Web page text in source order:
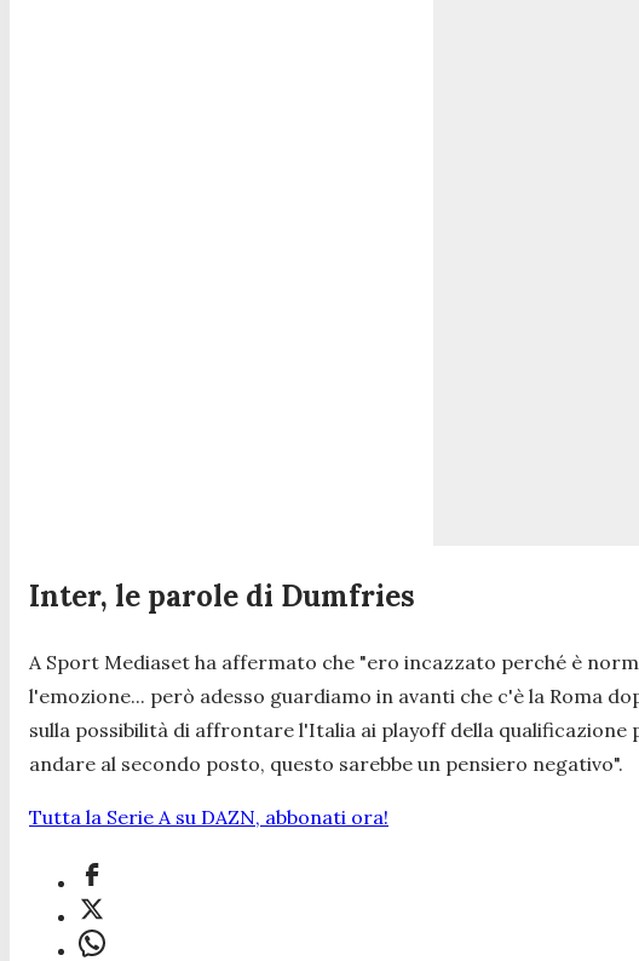
Inter, le parole di Dumfries
A Sport Mediaset ha affermato che "ero incazzato perché è
l'emozione... però adesso guardiamo in avanti che c'è la Roma
sulla possibilità di affrontare l'Italia ai playoff della qualificazione
andare al secondo posto, questo sarebbe un pensiero negativo".
Tutta la Serie A su DAZN, abbonati ora!